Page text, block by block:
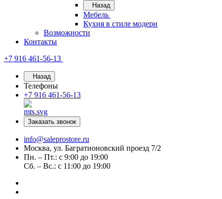
Назад
Мебель
Кухня в стиле модерн
Возможности
Контакты
+7 916 461-56-13
Назад
Телефоны
+7 916 461-56-13
Заказать звонок
info@saleprostore.ru
Москва, ул. Багратионовский проезд 7/2
Пн. – Пт.: с 9:00 до 19:00
Сб. – Вс.: с 11:00 до 19:00